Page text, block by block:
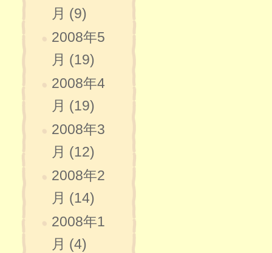
月 (9)
2008年5
月 (19)
2008年4
月 (19)
2008年3
月 (12)
2008年2
月 (14)
2008年1
月 (4)